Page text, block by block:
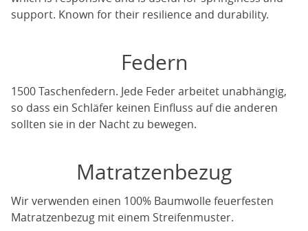
support. Known for their resilience and durability.
Federn
1500 Taschenfedern. Jede Feder arbeitet unabhängig,
so dass ein Schläfer keinen Einfluss auf die anderen
sollten sie in der Nacht zu bewegen.
Matratzenbezug
Wir verwenden einen 100% Baumwolle feuerfesten
Matratzenbezug mit einem Streifenmuster.